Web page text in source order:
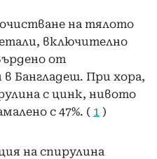
на тялото
включително
от
в Бангладеш. При хора,
с цинк, нивото
с 47%. ( 1 )
на спирулина